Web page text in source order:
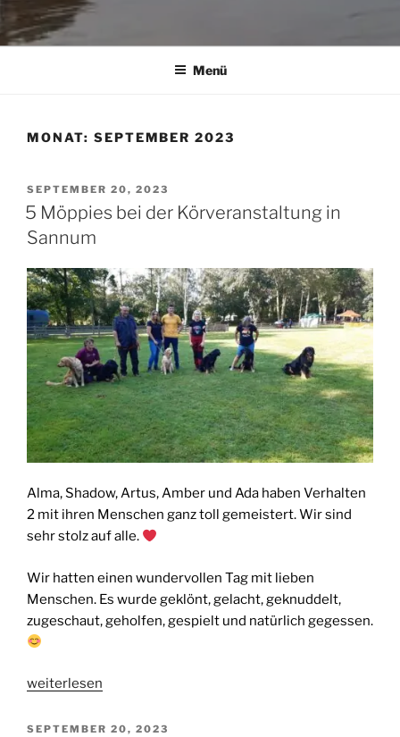
Menü
MONAT: SEPTEMBER 2023
VERÖFFENTLICHT
AM
SEPTEMBER 20, 2023
5 Möppies bei der Körveranstaltung in
Sannum
Alma, Shadow, Artus, Amber und Ada haben Verhalten
2 mit ihren Menschen ganz toll gemeistert. Wir sind
sehr stolz auf alle.
Wir hatten einen wundervollen Tag mit lieben
Menschen. Es wurde geklönt, gelacht, geknuddelt,
zugeschaut, geholfen, gespielt und natürlich gegessen.
„5
bei
weiterlesen
VERÖFFENTLICHT
SEPTEMBER 20, 2023